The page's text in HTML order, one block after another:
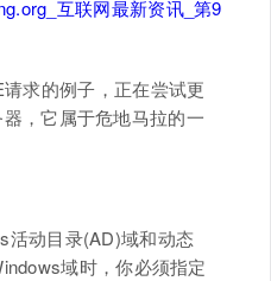
求的例子，正在尝试更
，它属于危地马拉的一
活动目录(AD)域和动态
域时，你必须指定